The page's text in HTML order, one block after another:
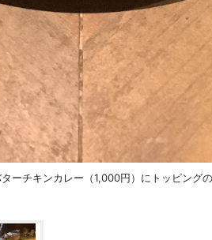
ーチキンカレー（1,000円）にトッピング